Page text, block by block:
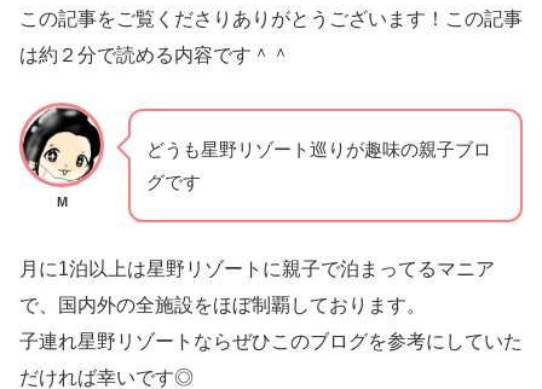
この記事をご覧くださりありがとうございます！この記事
は約２分で読める内容です＾＾
M
どうも星野リゾート巡りが趣味の親子ブロ
グです
月に1泊以上は星野リゾートに親子で泊まってるマニア
で、国内外の全施設をほぼ制覇しております。
子連れ星野リゾートならぜひこのブログを参考にしていた
だければ幸いです◎